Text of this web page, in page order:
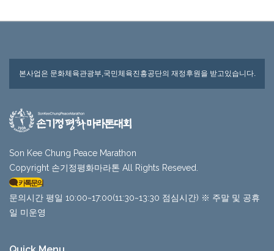
본사업은 문화체육관광부,국민체육진흥공단의 재정후원을 받고있습니다.
Son Kee Chung Peace Marathon
Copyright 손기정평화마라톤 All Rights Reseved.
카톡문의
문의시간 평일 10:00~17:00(11:30~13:30 점심시간) ※ 주말 및 공휴
일 미운영